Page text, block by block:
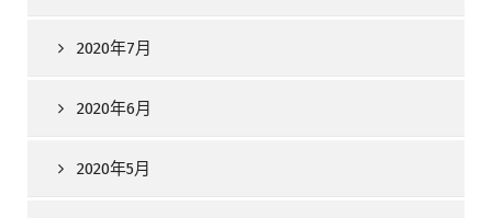
2020年7月
2020年6月
2020年5月